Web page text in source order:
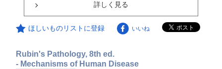
詳しく見る
ほしいものリストに登録 いいね
Rubin's Pathology, 8th ed.
- Mechanisms of Human Disease